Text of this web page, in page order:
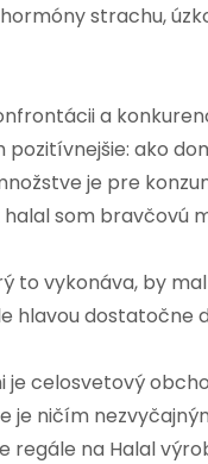
strachu,
a
ako
je pre
som bravčovú
to vykonáva, by
dostatočne
je celosvetový
je ničím
na Halal